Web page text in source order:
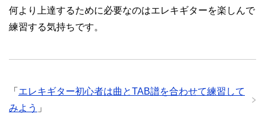
何より上達するために必要なのはエレキギターを楽しんで
練習する気持ちです。
「 エレキギター初心者は曲とTAB譜を合わせて練習して
みよう 」